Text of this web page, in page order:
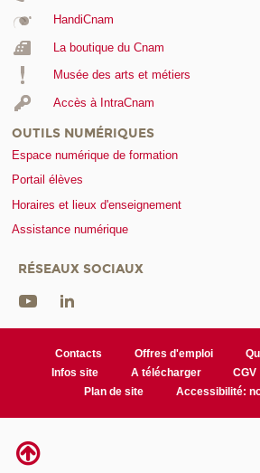
HandiCnam
La boutique du Cnam
Musée des arts et métiers
Accès à IntraCnam
OUTILS NUMÉRIQUES
Espace numérique de formation
Portail élèves
Horaires et lieux d'enseignement
Assistance numérique
RÉSEAUX SOCIAUX
Contacts Offres d'emploi
Infos site
A télécharger CGV
Plan de site
Accessibilité: